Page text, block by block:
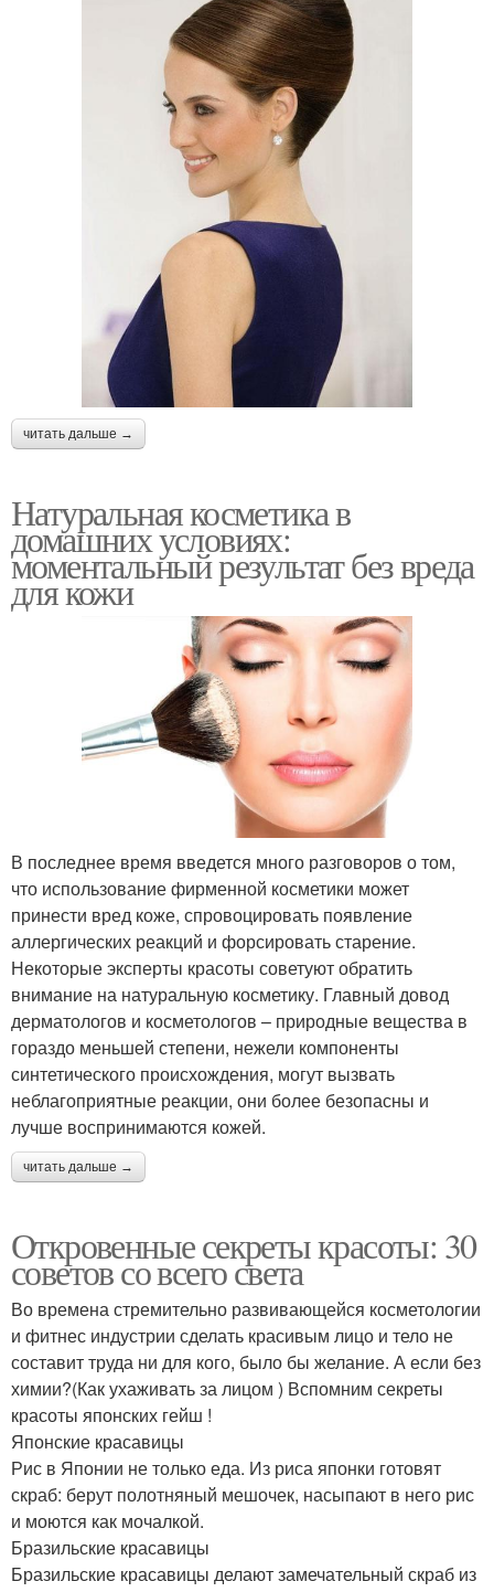
читать дальше →
Натуральная косметика в
домашних условиях:
моментальный результат без вреда
для кожи
В последнее время введется много разговоров о том,
что использование фирменной косметики может
принести вред коже, спровоцировать появление
аллергических реакций и форсировать старение.
Некоторые эксперты красоты советуют обратить
внимание на натуральную косметику. Главный довод
дерматологов и косметологов – природные вещества в
гораздо меньшей степени, нежели компоненты
синтетического происхождения, могут вызвать
неблагоприятные реакции, они более безопасны и
лучше воспринимаются кожей.
читать дальше →
Откровенные секреты красоты: 30
советов со всего света
Во времена стремительно развивающейся косметологии
и фитнес индустрии сделать красивым лицо и тело не
составит труда ни для кого, было бы желание. А если без
химии?(Как ухаживать за лицом ) Вспомним секреты
красоты японских гейш !
Японские красавицы
Рис в Японии не только еда. Из риса японки готовят
скраб: берут полотняный мешочек, насыпают в него рис
и моются как мочалкой.
Бразильские красавицы
Бразильские красавицы делают замечательный скраб из